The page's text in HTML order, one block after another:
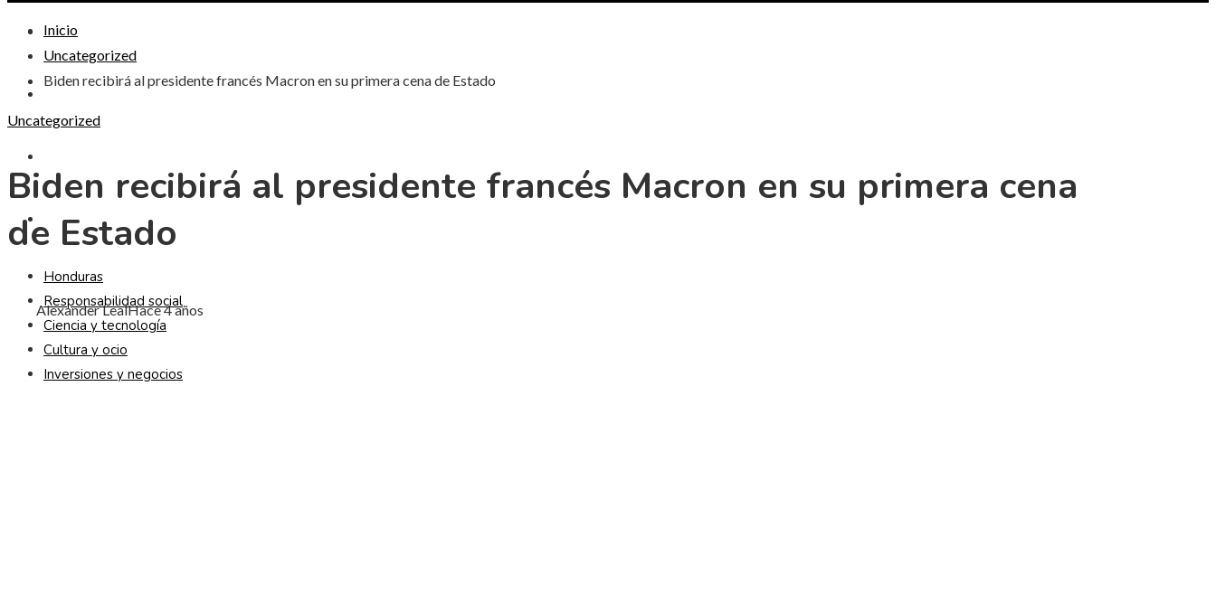
RESPONSABILIDAD SOCIAL
INVERSIONES Y NEGOCIOS
Honduras
Responsabilidad social
Ciencia y tecnología
Cultura y ocio
Inversiones y negocios
Inicio
Uncategorized
Biden recibirá al presidente francés Macron en su primera cena de Estado
Uncategorized
Biden recibirá al presidente francés Macron en su primera cena
de Estado
Alexander LealHace 4 años